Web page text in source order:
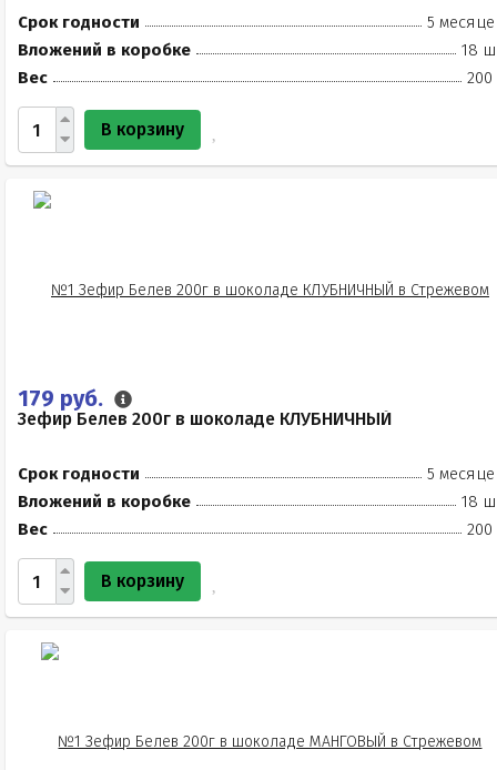
Срок годности
5
Вложений в коробке
18
Вес
200
В корзину
179 руб.
Зефир Белев 200г в шоколаде КЛУБНИЧНЫЙ
Срок годности
5
Вложений в коробке
18
Вес
200
В корзину